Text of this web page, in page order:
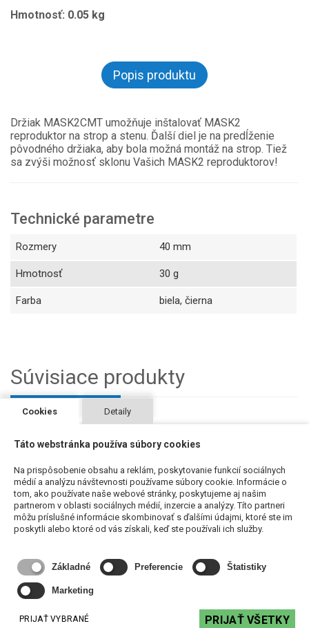
Hmotnosť: 0.05 kg
Popis produktu
Držiak MASK2CMT umožňuje inštalovať MASK2
reproduktor na strop a stenu. Ďalší diel je na predĺženie
pôvodného držiaka, aby bola možná montáž na strop. Tiež
sa zvýši možnosť sklonu Vašich MASK2 reproduktorov!
Technické parametre
Rozmery 40 mm
Hmotnosť 30 g
Farba biela, čierna
Súvisiace produkty
83,74 €
DO KOŠÍKA
Cookies Detaily
Táto webstránka používa súbory cookies
Na prispôsobenie obsahu a reklám, poskytovanie funkcií sociálnych
médií a analýzu návštevnosti používame súbory cookie. Informácie o
tom, ako používate naše webové stránky, poskytujeme aj našim
partnerom v oblasti sociálnych médií, inzercie a analýzy. Títo partneri
môžu príslušné informácie skombinovať s ďalšími údajmi, ktoré ste im
poskytli alebo ktoré od vás získali, keď ste používali ich služby.
Základné Preferencie Štatistiky
Marketing
PRIJAŤ VYBRANÉ PRIJAŤ VŠETKY